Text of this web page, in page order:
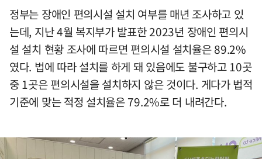
정부는 장애인 편의시설 설치 여부를 매년 조사하고 있
는데, 지난 4월 복지부가 발표한 2023년 장애인 편의시
설 설치 현황 조사에 따르면 편의시설 설치율은 89.2%
였다. 법에 따라 설치를 하게 돼 있음에도 불구하고 10곳
중 1곳은 편의시설을 설치하지 않은 것이다. 게다가 법적
기준에 맞는 적정 설치율은 79.2%로 더 내려간다.